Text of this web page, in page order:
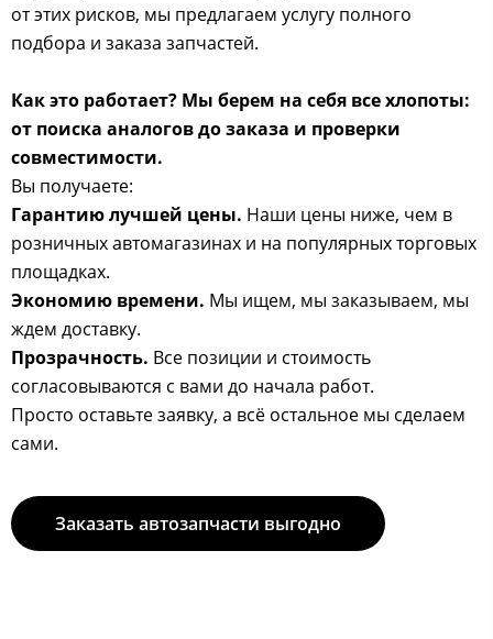
от этих рисков, мы предлагаем услугу полного
подбора и заказа запчастей.
Как это работает? Мы берем на себя все хлопоты:
от поиска аналогов до заказа и проверки
совместимости.
Вы получаете:
Гарантию лучшей цены. Наши цены ниже, чем в
розничных автомагазинах и на популярных торговых
площадках.
Экономию времени. Мы ищем, мы заказываем, мы
ждем доставку.
Прозрачность. Все позиции и стоимость
согласовываются с вами до начала работ.
Просто оставьте заявку, а всё остальное мы сделаем
сами.
Заказать автозапчасти выгодно